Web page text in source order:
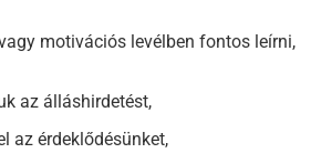
motivációs levélben fontos leírni,
az álláshirdetést,
az érdeklődésünket,